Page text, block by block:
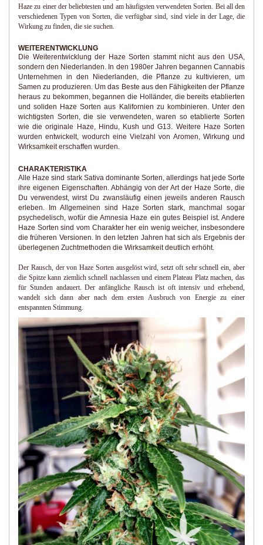
Haze zu einer der beliebtesten und am häufigsten verwendeten Sorten. Bei all den
verschiedenen Typen von Sorten, die verfügbar sind, sind viele in der Lage, die
Wirkung zu finden, die sie suchen.
WEITERENTWICKLUNG
Die Weiterentwicklung der Haze Sorten stammt nicht aus den USA,
sondern den Niederlanden. In den 1980er Jahren begannen Cannabis
Unternehmen in den Niederlanden, die Pflanze zu kultivieren, um
Samen zu produzieren. Um das Beste aus den Fähigkeiten der Pflanze
heraus zu bekommen, begannen die Holländer, die bereits etablierten
und soliden Haze Sorten aus Kalifornien zu kombinieren. Unter den
wichtigsten Sorten, die sie verwendeten, waren so etablierte Sorten
wie die originale Haze, Hindu, Kush und G13. Weitere Haze Sorten
wurden entwickelt, wodurch eine Vielzahl von Aromen, Wirkung und
Wirksamkeit erschaffen wurden.
CHARAKTERISTIKA
Alle Haze sind stark Sativa dominante Sorten, allerdings hat jede Sorte
ihre eigenen Eigenschaften. Abhängig von der Art der Haze Sorte, die
Du verwendest, wirst Du zwansläufig einen jeweils anderen Rausch
erleben. Im Allgemeinen sind Haze Sorten stark, manchmal sogar
psychedelisch, wofür die Amnesia Haze ein gutes Beispiel ist. Andere
Haze Sorten sind vom Charakter her ein wenig weicher, insbesondere
die früheren Versionen. In den letzten Jahren hat sich als Ergebnis der
überlegenen Zuchtmethoden die Wirksamkeit deutlich erhöht.
Der Rausch, der von Haze Sorten ausgelöst wird, setzt oft sehr schnell ein, aber
die Spitze kann ziemlich schnell nachlassen und einem Plateau Platz machen, das
für Stunden andauert. Der anfängliche Rausch ist oft intensiv und erhebend,
wandelt sich dann aber nach dem ersten Ausbruch von Energie zu einer
entspannten Stimmung.